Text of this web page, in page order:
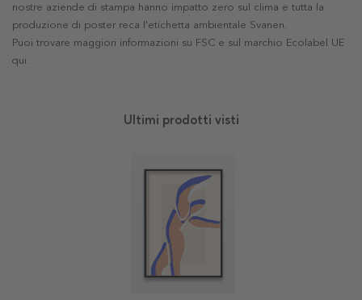
nostre aziende di stampa hanno impatto zero sul clima e tutta la
produzione di poster reca l'etichetta ambientale Svanen.
Puoi trovare maggiori informazioni su FSC e sul marchio Ecolabel UE
qui.
Ultimi prodotti visti